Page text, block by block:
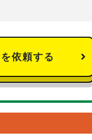
依頼する